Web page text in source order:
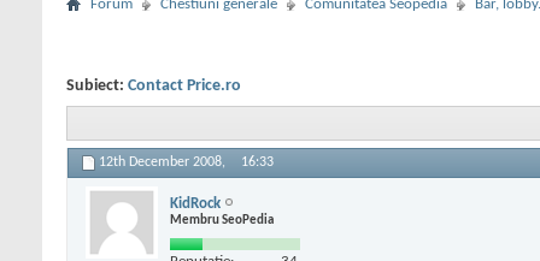
Forum Chestiuni generale Comunitatea Seopedia Bar,
Subiect: Contact Price.ro
12th December 2008, 16:33
KidRock
Membru SeoPedia